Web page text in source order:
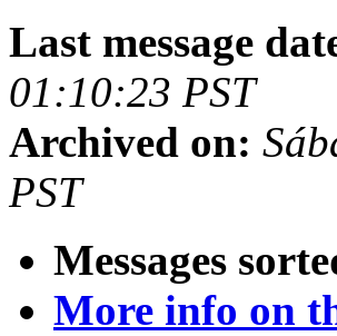
Last message
01:10:23 PST
Archived on:
PST
Messages
More info on